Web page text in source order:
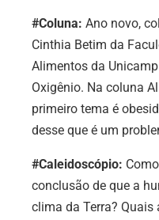
#Coluna: Ano novo,
Cinthia Betim da
Alimentos da
Oxigênio. Na coluna
primeiro tema é
desse que é um
#Caleidoscópio:
conclusão de que a
clima da Terra? Quais